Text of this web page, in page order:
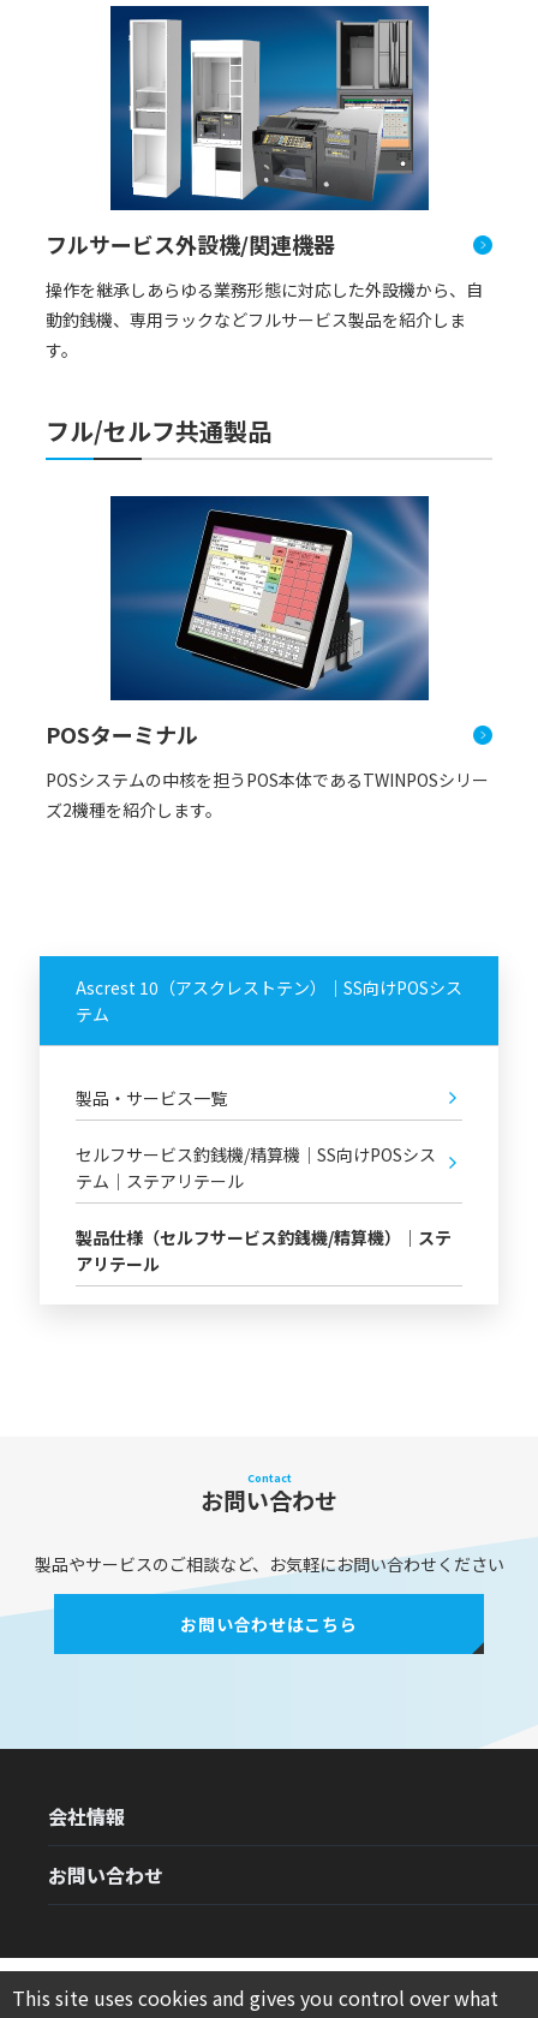
フルサービス外設機/関連機器
操作を継承しあらゆる業務形態に対応した外設機から、⾃
動釣銭機、専⽤ラックなどフルサービス製品を紹介しま
す。
フル/セルフ共通製品
POSターミナル
POSシステムの中核を担うPOS本体であるTWINPOSシリー
ズ2機種を紹介します。
Ascrest 10（アスクレストテン）｜SS向けPOSシス
テム
製品・サービス一覧
セルフサービス釣銭機/精算機｜SS向けPOSシス
テム｜ステアリテール
製品仕様（セルフサービス釣銭機/精算機）｜ステ
アリテール
Contact
お問い合わせ
製品やサービスのご相談など、お気軽にお問い合わせください
お問い合わせはこちら
会社情報
お問い合わせ
※TWINPOSは日本電気株式会社の登録商標であり、同社からの使用許諾を得
This site uses cookies and gives you control over what